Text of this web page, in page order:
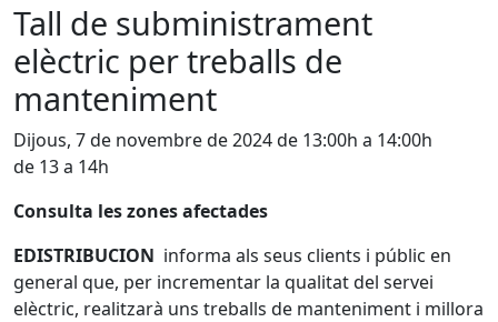
Tall de subministrament
elèctric per treballs de
manteniment
Dijous, 7 de novembre de 2024 de 13:00h a 14:00h
de 13 a 14h
Consulta les zones afectades
EDISTRIBUCION informa als seus clients i públic en
general que, per incrementar la qualitat del servei
elèctric, realitzarà uns treballs de manteniment i millora